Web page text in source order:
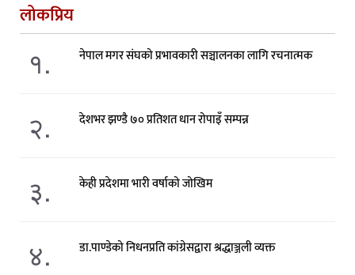
लोकप्रिय
१. नेपाल मगर संघको प्रभावकारी सञ्चालनका लागि रचनात्मक
२. देशभर झण्डै ७० प्रतिशत धान रोपाइँ सम्पन्न
३. केही प्रदेशमा भारी वर्षाको जोखिम
४. डा.पाण्डेको निधनप्रति कांग्रेसद्वारा श्रद्धाञ्जली व्यक्त